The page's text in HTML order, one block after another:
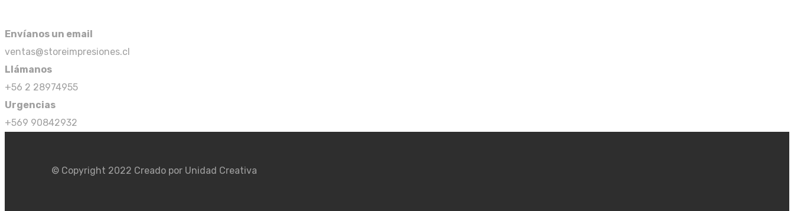
Envíanos un email
ventas@storeimpresiones.cl
Llámanos
+56 2 28974955
Urgencias
+569 90842932
© Copyright 2022 Creado por Unidad Creativa